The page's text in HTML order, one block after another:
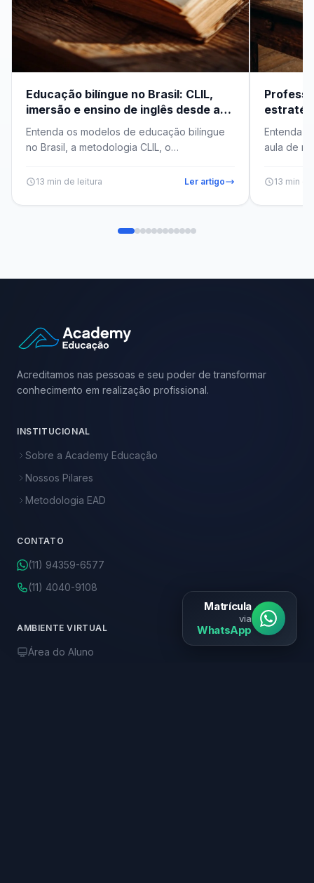
Educação bilíngue no Brasil: CLIL,
imersão e ensino de inglês desde a
infância
Entenda os modelos de educação bilíngue
no Brasil, a metodologia CLIL, o
como se...
13 min de leitura Ler artigo
que
Entenda
aula de
13 min
Acreditamos nas pessoas e seu poder de transformar
conhecimento em realização profissional.
INSTITUCIONAL
Sobre a Academy Educação
Nossos Pilares
Metodologia EAD
CONTATO
(11) 94359-6577
(11) 4040-9108
AMBIENTE VIRTUAL
Área do Aluno
Matrícula
via
WhatsApp